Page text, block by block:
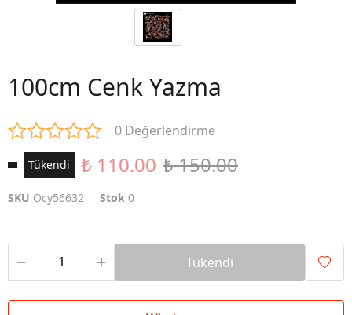
100cm Cenk Yazma
0 Değerlendirme
Tükendi ₺ 110.00 ₺ 150.00
SKU Ocy56632 Stok 0
Tükendi